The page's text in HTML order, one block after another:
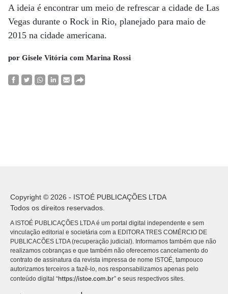
A ideia é encontrar um meio de refrescar a cidade de Las
Vegas durante o Rock in Rio, planejado para maio de
2015 na cidade americana.
por Gisele Vitória com Marina Rossi
Copyright © 2026 - ISTOÉ PUBLICAÇÕES LTDA
Todos os direitos reservados.
A ISTOÉ PUBLICAÇÕES LTDA é um portal digital independente e sem
vinculação editorial e societária com a EDITORA TRES COMÉRCIO DE
PUBLICACÕES LTDA (recuperação judicial). Informamos também que não
realizamos cobranças e que também não oferecemos cancelamento do
contrato de assinatura da revista impressa de nome ISTOÉ, tampouco
autorizamos terceiros a fazê-lo, nos responsabilizamos apenas pelo
conteúdo digital “https://istoe.com.br” e seus respectivos sites.